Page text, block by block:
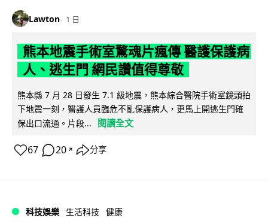
Lawton 1 日
熊本地震手術室驚魂片瘋傳 醫護保護病
人、逃生門 網民讚值得尊敬
熊本縣 7 月 28 日發生 7.1 級地震，熊本綜合醫院手術室鏡頭拍
下地震一刻，醫護人員臨危不亂保護病人，更馬上開逃生門確
保出口流通。片段...
閱讀全文
67 20 ↗ 分享
科技娛樂 生活科技 健康